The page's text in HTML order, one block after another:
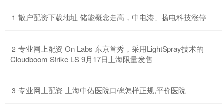
1 ​散户配资下载地址 储能概念走高，中电港、扬电科技涨停
2 ​专业网上配资 On Labs 东京首秀，采用LightSpray技术的
Cloudboom Strike LS 9月17日上海限量发售
3 ​专业网上配资 上海中佑医院口碑怎样正规,平价医院